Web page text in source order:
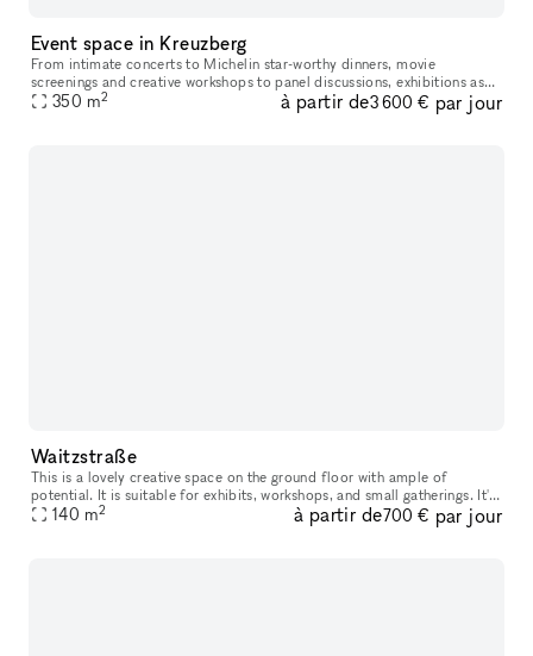
Event space in Kreuzberg
From intimate concerts to Michelin star-worthy dinners, movie
screenings and creative workshops to panel discussions, exhibitions as
well as photo- and video productions, this space ha hosted a wide
350 m2 à partir de3 600 € par jour
Waitzstraße
This is a lovely creative space on the ground floor with ample of
potential. It is suitable for exhibits, workshops, and small gatherings. It's
ideal for a pop-up shop, product launch, display room,
140 m2 à partir de700 € par jour